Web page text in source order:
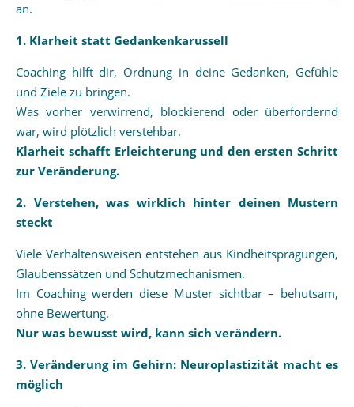
an.
1. Klarheit statt Gedankenkarussell
Coaching hilft dir, Ordnung in deine Gedanken, Gefühle
und Ziele zu bringen.
Was vorher verwirrend, blockierend oder überfordernd
war, wird plötzlich verstehbar.
Klarheit schafft Erleichterung und den ersten Schritt
zur Veränderung.
2. Verstehen, was wirklich hinter deinen Mustern
steckt
Viele Verhaltensweisen entstehen aus Kindheitsprägungen,
Glaubenssätzen und Schutzmechanismen.
Im Coaching werden diese Muster sichtbar – behutsam,
ohne Bewertung.
Nur was bewusst wird, kann sich verändern.
3. Veränderung im Gehirn: Neuroplastizität macht es
möglich